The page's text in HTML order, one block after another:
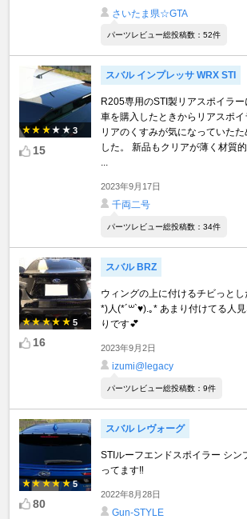
さいたま県☆GTA
パーツレビュー総投稿数：52件
3
15
スバル インプレッサ WRX STI
R205専用のSTI製リアスポイラ
車を購入したときからリアスポイ
リアのくすみが気になっていたた
した。 新品もクリアが薄く材質
...
2023年9月17日
千両二号
パーツレビュー総投稿数：34件
5
16
スバル BRZ
ウィングの上に付けるチビっとし
*)人(*´꒳`♥).｡* あまり付けてる人
りです💕
2023年9月2日
izumi@legacy
パーツレビュー総投稿数：9件
5
80
スバル レヴォーグ
STIルーフエンドスポイラー シン
ってます‼️
2022年8月28日
Gun-STYLE